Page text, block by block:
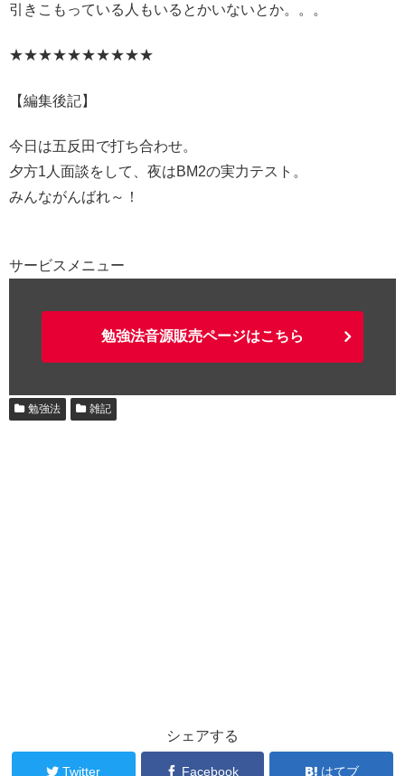
引きこもっている人もいるとかいないとか。。。
★★★★★★★★★★
【編集後記】
今日は五反田で打ち合わせ。
夕方1人面談をして、夜はBM2の実力テスト。
みんながんばれ～！
サービスメニュー
勉強法音源販売ページはこちら
勉強法 雑記
シェアする
Twitter Facebook はてブ